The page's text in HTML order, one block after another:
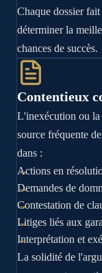
Chaque dossier
déterminer la
chances de succès.
Contentieux
L'inexécution ou la
source fréquente
dans :
Actions en
Demandes de
Contestation de
Litiges liés aux
Interprétation et
La solidité de